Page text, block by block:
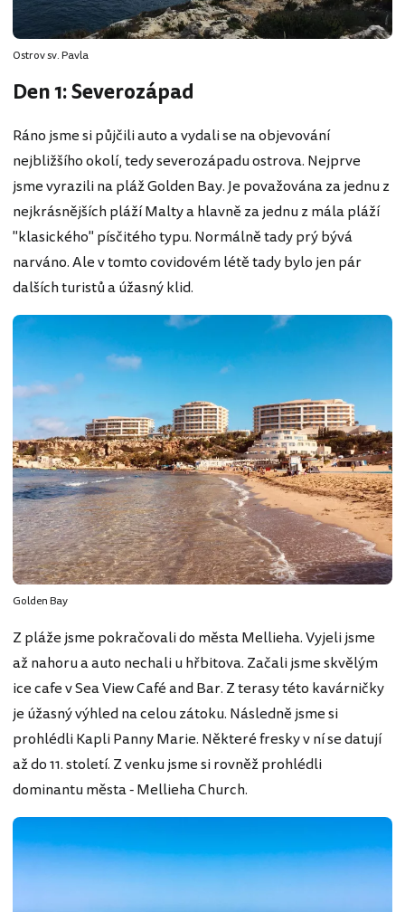
Ostrov sv. Pavla
Den 1: Severozápad
Ráno jsme si půjčili auto a vydali se na objevování
nejbližšího okolí, tedy severozápadu ostrova. Nejprve
jsme vyrazili na pláž Golden Bay. Je považována za jednu z
nejkrásnějších pláží Malty a hlavně za jednu z mála pláží
"klasického" písčitého typu. Normálně tady prý bývá
narváno. Ale v tomto covidovém létě tady bylo jen pár
dalších turistů a úžasný klid.
Golden Bay
Z pláže jsme pokračovali do města Mellieha. Vyjeli jsme
až nahoru a auto nechali u hřbitova. Začali jsme skvělým
ice cafe v Sea View Café and Bar. Z terasy této kavárničky
je úžasný výhled na celou zátoku. Následně jsme si
prohlédli Kapli Panny Marie. Některé fresky v ní se datují
až do 11. století. Z venku jsme si rovněž prohlédli
dominantu města - Mellieha Church.